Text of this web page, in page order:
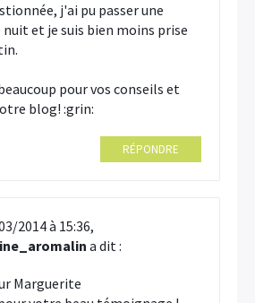
j'ai pu passer une
nuit et je suis bien moins prise
pour vos conseils et
blog! :grin:
RÉPONDRE
2014 à 15:36,
a dit :
Marguerite